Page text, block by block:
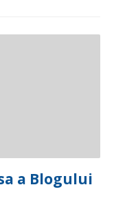
a Blogului